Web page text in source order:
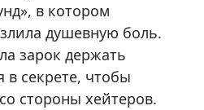
в котором
душевную боль.
зарок держать
секрете, чтобы
стороны хейтеров.